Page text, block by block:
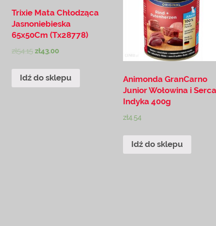
Trixie Mata Chłodząca
Jasnoniebieska
65x50Cm (Tx28778)
zł54.15 zł43.00
Idź do sklepu
Animonda GranCarno
Junior Wołowina i Serca
Indyka 400g
zł4.54
Idź do sklepu